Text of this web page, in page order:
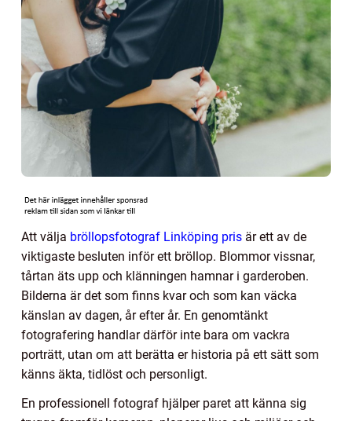
Att välja bröllopsfotograf Linköping pris är ett av de
viktigaste besluten inför ett bröllop. Blommor vissnar,
tårtan äts upp och klänningen hamnar i garderoben.
Bilderna är det som finns kvar och som kan väcka
känslan av dagen, år efter år. En genomtänkt
fotografering handlar därför inte bara om vackra
porträtt, utan om att berätta er historia på ett sätt som
känns äkta, tidlöst och personligt.
En professionell fotograf hjälper paret att känna sig